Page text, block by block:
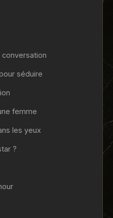
conversation
séduire
femme
les yeux
?